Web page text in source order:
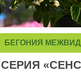
БЕГОНИЯ
СЕРИЯ